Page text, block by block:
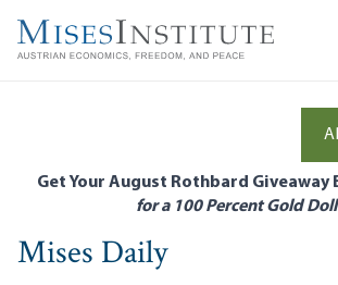
main
Get Your August Rothbard Giveaway
for a 100 Percent Gold
Mises Daily